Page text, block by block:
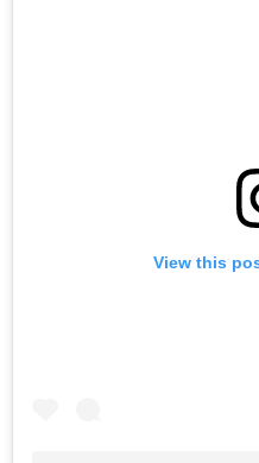
View this